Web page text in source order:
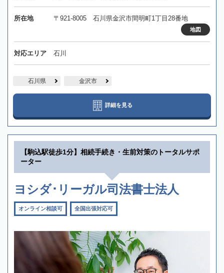
所在地 〒921-8005 石川県金沢市間明町1丁目28番地
地図
対応エリア 石川
石川県 金沢市
詳細を見る
【駒込駅徒歩1分】相続手続き・生前対策のトータルサポ
ーター
ヨシダ･リーガル司法書士法人
オンライン相談可 全国出張対応可